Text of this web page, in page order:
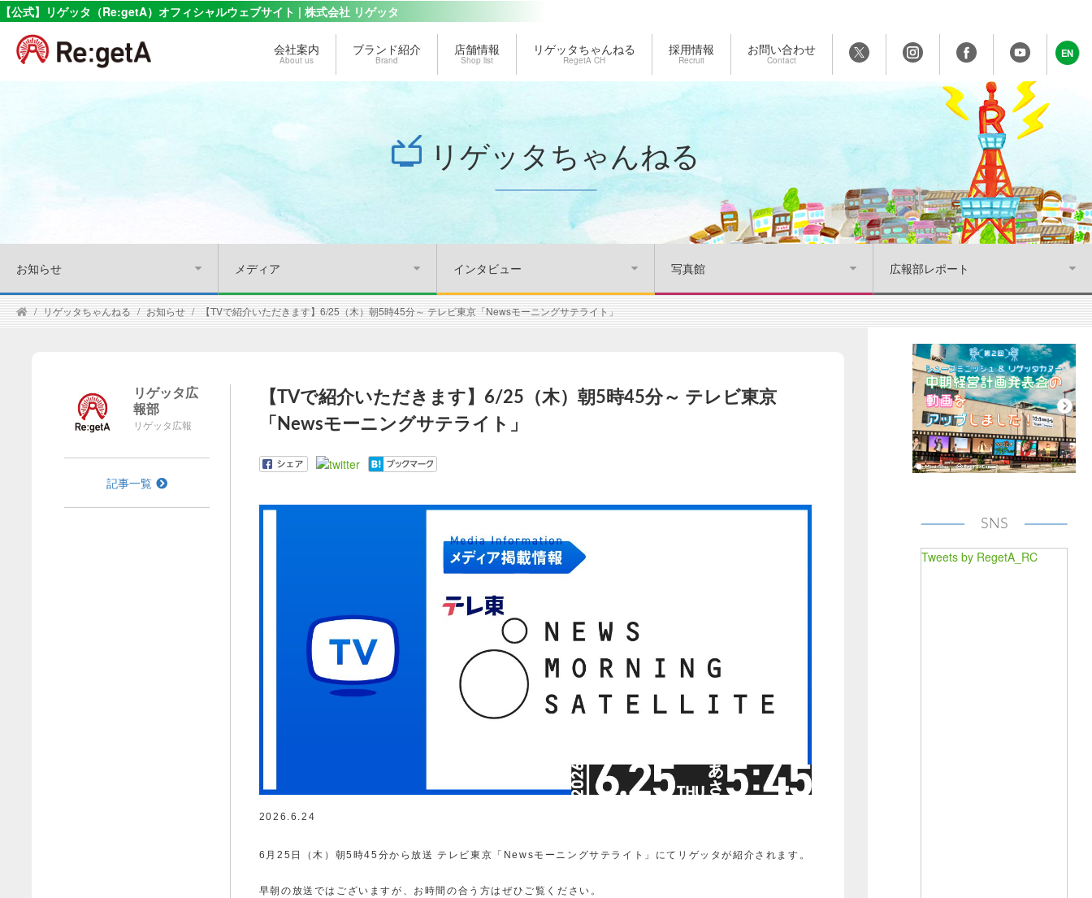
【公式】リゲッタ（Re:getA）オフィシャルウェブサイト | 株式会社 リゲッタ
会社案内
About us
ブランド紹介
Brand
店舗情報
Shop list
リゲッタちゃんねる
RegetA CH
採用情報
Recruit
お問い合わせ
Contact
EN
リゲッタちゃんねる
お知らせ メディア インタビュー 写真館 広報部レポート
リゲッタちゃんねる お知らせ 【TVで紹介いただきます】6/25（木）朝5時45分～ テレビ東京「Newsモーニングサテライト」
リゲッタ広
報部
リゲッタ広報
記事一覧
【TVで紹介いただきます】6/25（木）朝5時45分～ テレビ東京
「Newsモーニングサテライト」
2026.6.24
6月25日（木）朝5時45分から放送 テレビ東京「Newsモーニングサテライト」にてリゲッタが紹介されます。
早朝の放送ではございますが、お時間の合う方はぜひご覧ください。
SNS
Tweets by RegetA_RC